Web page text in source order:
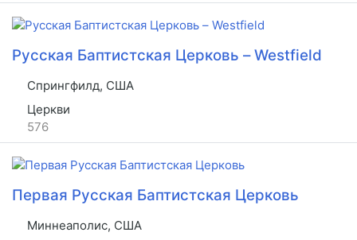
Русская Баптистская Церковь – Westfield
Спрингфилд, США
Церкви
576
Первая Русская Баптистская Церковь
Миннеаполис, США